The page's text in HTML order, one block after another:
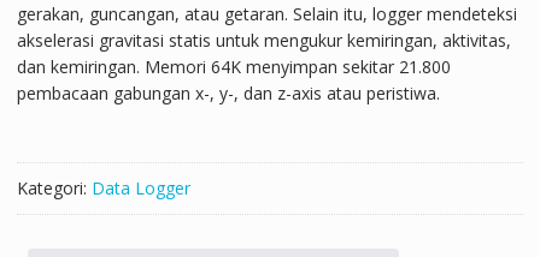
gerakan, guncangan, atau getaran. Selain itu, logger mendeteksi
akselerasi gravitasi statis untuk mengukur kemiringan, aktivitas,
dan kemiringan. Memori 64K menyimpan sekitar 21.800
pembacaan gabungan x-, y-, dan z-axis atau peristiwa.
Kategori: Data Logger